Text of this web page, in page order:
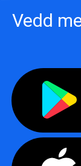
Vedd